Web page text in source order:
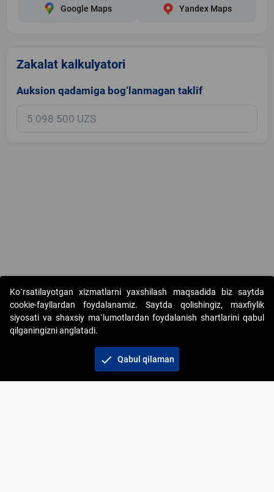
Google Maps Yandex Maps
Zakalat kalkulyatori
Auksion qadamiga bog‘lanmagan taklif
Copyright © 2017-2026. "Elektron onlayn-auksionlarni tashkil etish"
AJ. Barcha huquqlar himoyalangan
+998 71 202-21-11
Ko`rsatilayotgan xizmatlarni yaxshilash maqsadida biz saytda
cookie-fayllardan foydalanamiz. Saytda qolishingiz, maxfiylik
siyosati va shaxsiy ma`lumotlardan foydalanish shartlarini qabul
qilganingizni anglatadi.
check Qabul qilaman